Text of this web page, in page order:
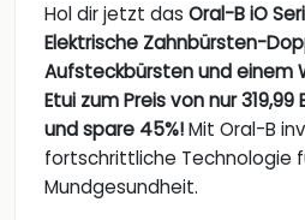
Hol dir jetzt das Oral-B iO
Elektrische Zahnbürsten-
Aufsteckbürsten und einem
Etui zum Preis von nur
und spare 45%!Mit Oral-B
fortschrittliche Technologie
Mundgesundheit.